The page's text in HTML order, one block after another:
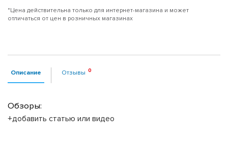
*Цена действительна только для интернет-магазина и может
отличаться от цен в розничных магазинах
Описание Отзывы
Обзоры:
+добавить статью или видео